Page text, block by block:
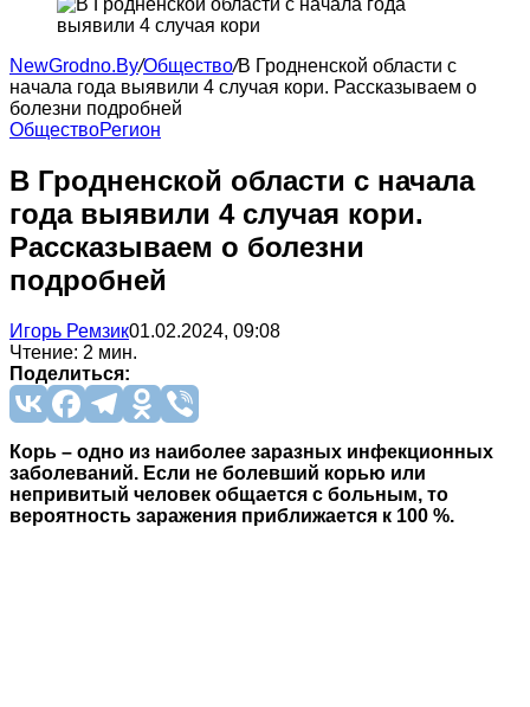
NewGrodno.By/Общество/В Гродненской области с
начала года выявили 4 случая кори. Рассказываем о
болезни подробней
ОбществоРегион
В Гродненской области с начала
года выявили 4 случая кори.
Рассказываем о болезни
подробней
Игорь Ремзик01.02.2024, 09:08
Чтение: 2 мин.
Поделиться:
Корь – одно из наиболее заразных инфекционных
заболеваний. Если не болевший корью или
непривитый человек общается с больным, то
вероятность заражения приближается к 100 %.